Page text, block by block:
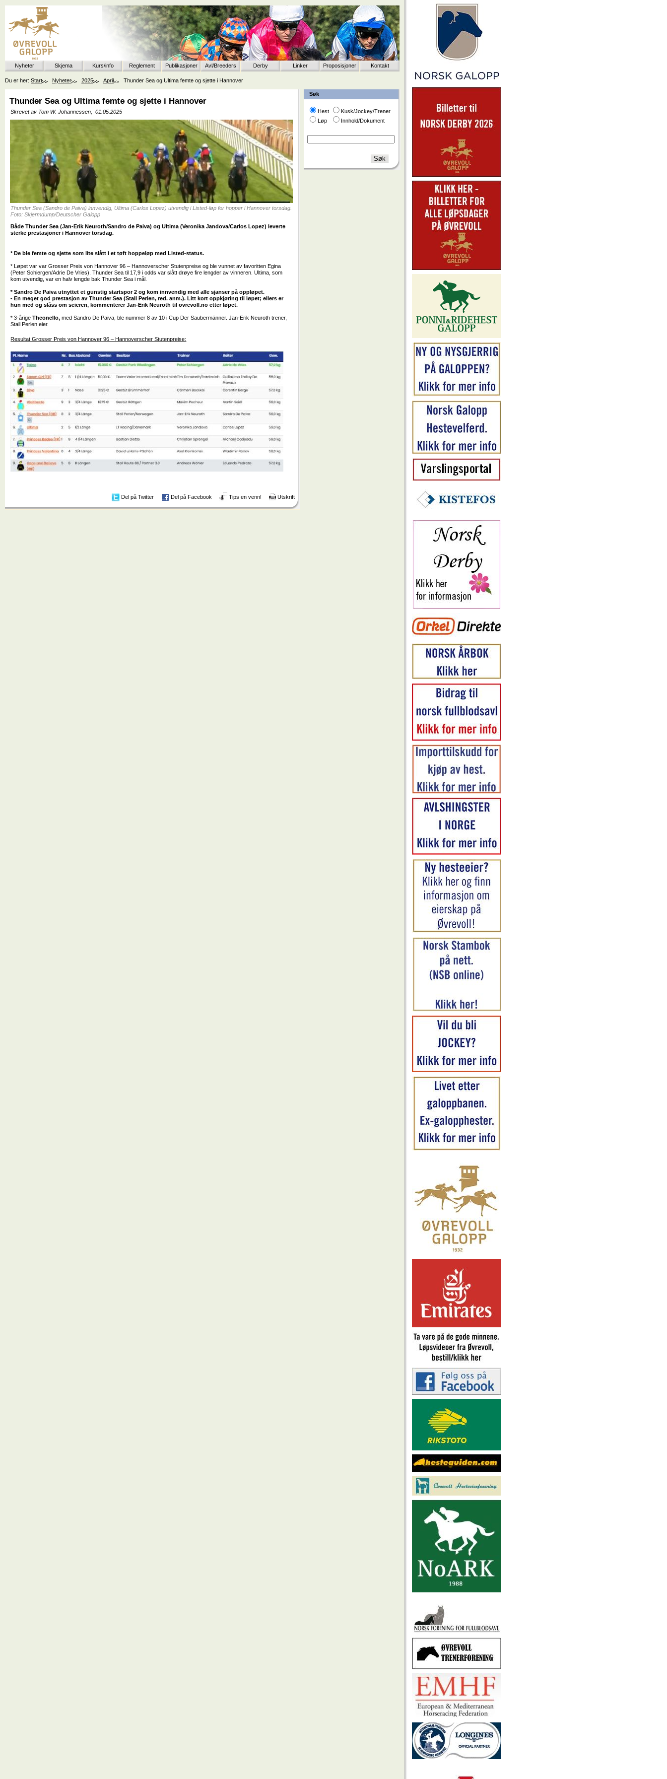
Nyheter Skjema Kurs/info Reglement Publikasjoner Avl/Breeders Derby Linker Proposisjoner Kontakt
Du er her: Start Nyheter 2025 April Thunder Sea og Ultima femte og sjette i Hannover
Søk
Hest
Kusk/Jockey/Trener
Løp
Innhold/Dokument
Thunder Sea og Ultima femte og sjette i Hannover
Skrevet av Tom W. Johannessen, 01.05.2025
Thunder Sea (Sandro de Paiva) innvendig, Ultima (Carlos Lopez) utvendig i Listed-løp for hopper i Hannover torsdag.
Foto: Skjermdump/Deutscher Galopp
Både Thunder Sea (Jan-Erik Neuroth/Sandro de Paiva) og Ultima (Veronika Jandova/Carlos Lopez) leverte
sterke prestasjoner i Hannover torsdag.
* De ble femte og sjette som lite slått i et tøft hoppeløp med Listed-status.
* Løpet var var Grosser Preis von Hannover 96 – Hannoverscher Stutenpreise og ble vunnet av favoritten Egina
(Peter Schiergen/Adrie De Vries). Thunder Sea til 17,9 i odds var slått drøye fire lengder av vinneren. Ultima, som
kom utvendig, var en halv lengde bak Thunder Sea i mål.
* Sandro De Paiva utnyttet et gunstig startspor 2 og kom innvendig med alle sjanser på oppløpet.
- En meget god prestasjon av Thunder Sea (Stall Perlen, red. anm.). Litt kort oppkjøring til løpet; ellers er
hun med og slåss om seieren, kommenterer Jan-Erik Neuroth til ovrevoll.no etter løpet.
* 3-årigeTheonello, med Sandro De Paiva, ble nummer 8 av 10 i Cup Der Saubermänner. Jan-Erik Neuroth trener,
Stall Perlen eier.
Resultat Grosser Preis von Hannover 96 – Hannoverscher Stutenpreise:
Del på Twitter Del på Facebook Tips en venn! Utskrift